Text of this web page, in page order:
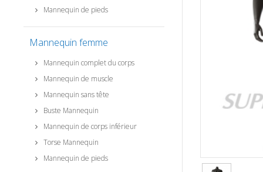
Mannequin de pieds
Mannequin femme
Mannequin complet du corps
Mannequin de muscle
Mannequin sans tête
Buste Mannequin
Mannequin de corps inférieur
Torse Mannequin
Mannequin de pieds